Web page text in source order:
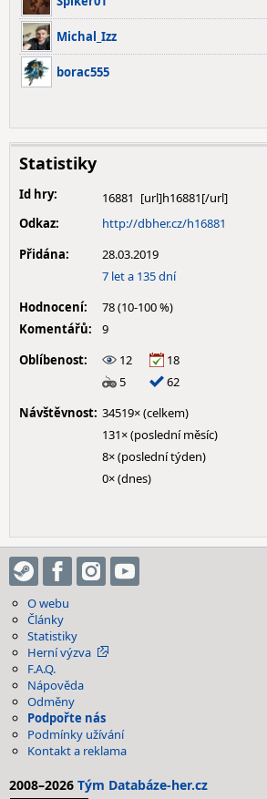
Michal_Izz
borac555
Statistiky
Id hry:
16881
Odkaz:
http://dbher.cz/h16881
Přidána:
28.03.2019
7 let a 135 dní
Hodnocení:
78 (10-100 %)
Komentářů:
9
Oblíbenost:
12
18
5
62
Návštěvnost: 34519× (celkem)
131× (poslední měsíc)
8× (poslední týden)
0× (dnes)
O webu
Články
Statistiky
Herní výzva
F.A.Q.
Nápověda
Odměny
Podpořte nás
Podmínky užívání
Kontakt a reklama
2008–2026 Tým Databáze-her.cz